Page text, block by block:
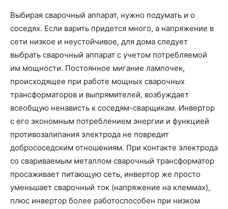
Выбирая сварочный аппарат, нужно подумать и о
соседях. Если варить придется много, а напряжение в
сети низкое и неустойчивое, для дома следует
выбрать сварочный аппарат с учетом потребляемой
им мощности. Постоянное мигание лампочек,
происходящее при работе мощных сварочных
трансформаторов и выпрямителей, возбуждает
всеобщую ненависть к соседям-сварщикам. Инвертор
с его экономным потреблением энергии и функцией
противозалипания электрода не повредит
добрососедским отношениям. При контакте электрода
со свариваемым металлом сварочный трансформатор
просаживает питающую сеть, инвертор же просто
уменьшает сварочный ток (напряжение на клеммах),
плюс инвертор более работоспособен при низком